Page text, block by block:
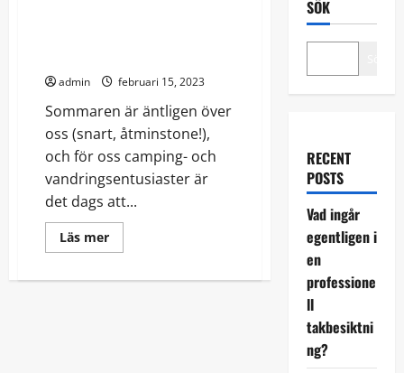
admin februari 15, 2023
Sommaren är äntligen över
oss (snart, åtminstone!),
och för oss camping- och
vandringsentusiaster är
det dags att...
Läs merRead
more
och
SÖK
RECENT
POSTS
Vad ingår
egentligen i
en
professione
ll
takbesiktni
ng?